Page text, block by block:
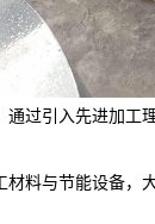
过引入先进加
料与节能设备